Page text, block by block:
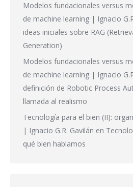
Modelos fundacionales versus
de machine learning | Ignacio
ideas iniciales sobre RAG
Generation)
Modelos fundacionales versus
de machine learning | Ignacio
definición de Robotic Process
llamada al realismo
Tecnología para el bien (II):
| Ignacio G.R. Gavilán en
qué bien hablamos